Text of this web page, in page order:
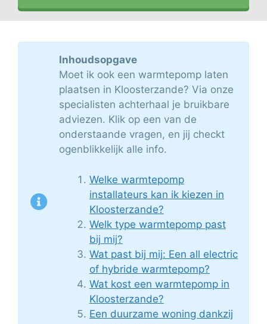
Inhoudsopgave
Moet ik ook een warmtepomp laten
plaatsen in Kloosterzande? Via onze
specialisten achterhaal je bruikbare
adviezen. Klik op een van de
onderstaande vragen, en jij checkt
ogenblikkelijk alle info.
Welke warmtepomp
installateurs kan ik kiezen in
Kloosterzande?
Welk type warmtepomp past
bij mij?
Wat past bij mij: Een all electric
of hybride warmtepomp?
Wat kost een warmtepomp in
Kloosterzande?
Een duurzame woning dankzij